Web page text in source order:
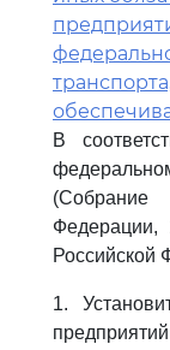
В
(Собрание
Федерации,
Российской
1.